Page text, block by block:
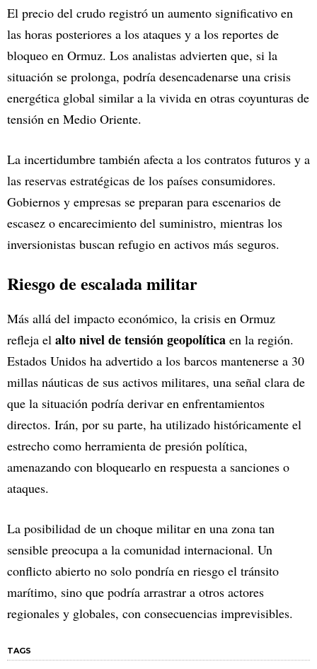
El precio del crudo registró un aumento significativo en
las horas posteriores a los ataques y a los reportes de
bloqueo en Ormuz. Los analistas advierten que, si la
situación se prolonga, podría desencadenarse una crisis
energética global similar a la vivida en otras coyunturas de
tensión en Medio Oriente.
La incertidumbre también afecta a los contratos futuros y a
las reservas estratégicas de los países consumidores.
Gobiernos y empresas se preparan para escenarios de
escasez o encarecimiento del suministro, mientras los
inversionistas buscan refugio en activos más seguros.
Riesgo de escalada militar
Más allá del impacto económico, la crisis en Ormuz
refleja el alto nivel de tensión geopolítica en la región.
Estados Unidos ha advertido a los barcos mantenerse a 30
millas náuticas de sus activos militares, una señal clara de
que la situación podría derivar en enfrentamientos
directos. Irán, por su parte, ha utilizado históricamente el
estrecho como herramienta de presión política,
amenazando con bloquearlo en respuesta a sanciones o
ataques.
La posibilidad de un choque militar en una zona tan
sensible preocupa a la comunidad internacional. Un
conflicto abierto no solo pondría en riesgo el tránsito
marítimo, sino que podría arrastrar a otros actores
regionales y globales, con consecuencias imprevisibles.
TAGS